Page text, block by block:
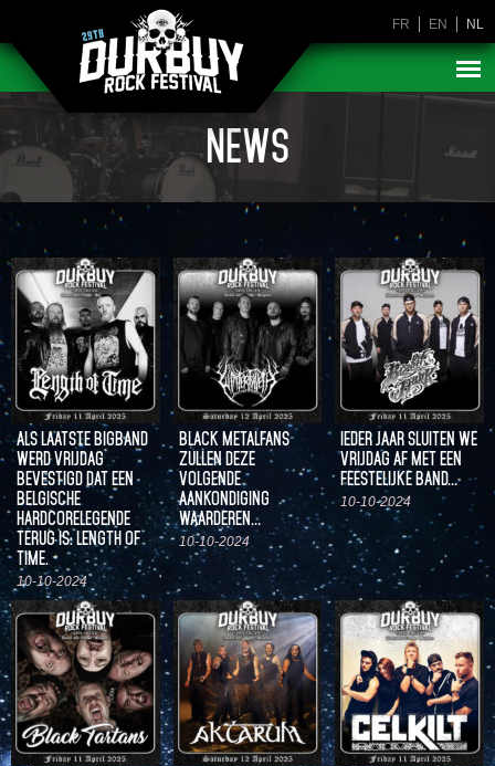
FR EN NL
NEWS
ALS LAATSTE BIGBAND
WERD VRIJDAG
BEVESTIGD DAT EEN
BELGISCHE
HARDCORELEGENDE
TERUG IS: LENGTH OF
TIME.
10-10-2024
BLACK METALFANS
ZULLEN DEZE
VOLGENDE
AANKONDIGING
WAARDEREN…
10-10-2024
IEDER JAAR SLUITEN WE
VRIJDAG AF MET EEN
FEESTELIJKE BAND…
10-10-2024